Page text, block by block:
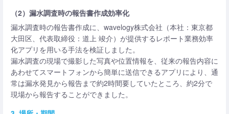
（2）漏水調査時の報告書作成効率化
漏水調査時の報告書作成に、wavelogy株式会社（本社：東京都
大田区、代表取締役：道上 竣介）が提供するレポート業務効率
化アプリを用いる手法を検証しました。
漏水調査の現場で撮影した写真や位置情報を、従来の報告内容に
あわせてスマートフォンから簡単に送信できるアプリにより、通
常は漏水発見から報告まで約2時間要していたところ、約2分で
現場から報告することができました。